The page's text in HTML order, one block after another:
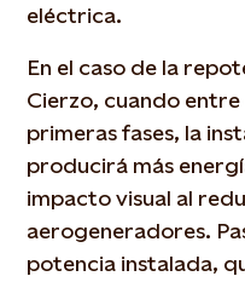
eléctrica.
En el caso de la
Cierzo, cuando
primeras fases, la
producirá más
impacto visual al
aerogeneradores.
potencia instalada,